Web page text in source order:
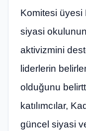
Komitesi üyesi
siyasi
aktivizmini
liderlerin
olduğunu
katılımcılar,
güncel siyasi